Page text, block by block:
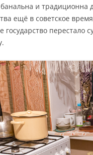
и традиционна
ещё в советское
государство